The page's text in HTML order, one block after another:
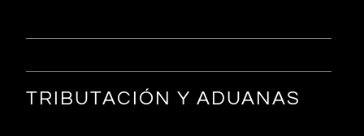
TRIBUTACIÓN Y ADUANAS